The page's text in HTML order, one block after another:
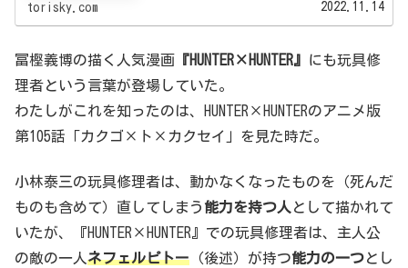
torisky.com 2022.11.14
冨樫義博の描く人気漫画 『HUNTER×HUNTER』
にも玩具修
理者という言葉が登場していた。
わたしがこれを知ったのは、HUNTER×HUNTERのアニメ版
第105話「カクゴ×ト×カクセイ」を見た時だ。
小林泰三の玩具修理者は、動かなくなったものを（死んだ
ものも含めて）直してしまう 能力を持つ人 として描かれて
いたが、『HUNTER×HUNTER』での玩具修理者は、主人公
の敵の一人ネフェルピトー （後述）が持つ能力の一つとし